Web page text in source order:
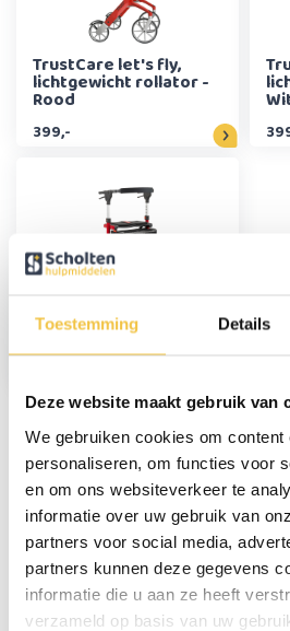
Toestemming Details
Deze website maakt gebruik van
We gebruiken cookies om content
personaliseren, om functies voor
en om ons websiteverkeer te
informatie over uw gebruik van
partners voor social media,
partners kunnen deze gegevens
informatie die u aan ze heeft
verzameld op basis van uw
TrustCare let's fly,
lichtgewicht rollator -
Rood
399,-
Trollimaster RA60
lichtgewicht Rollator
LOW - Rood
Persoonlijk
Start chat